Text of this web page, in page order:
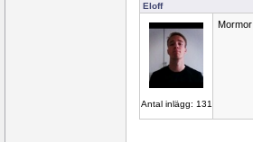
Eloff
Antal inlägg: 131
Mormor